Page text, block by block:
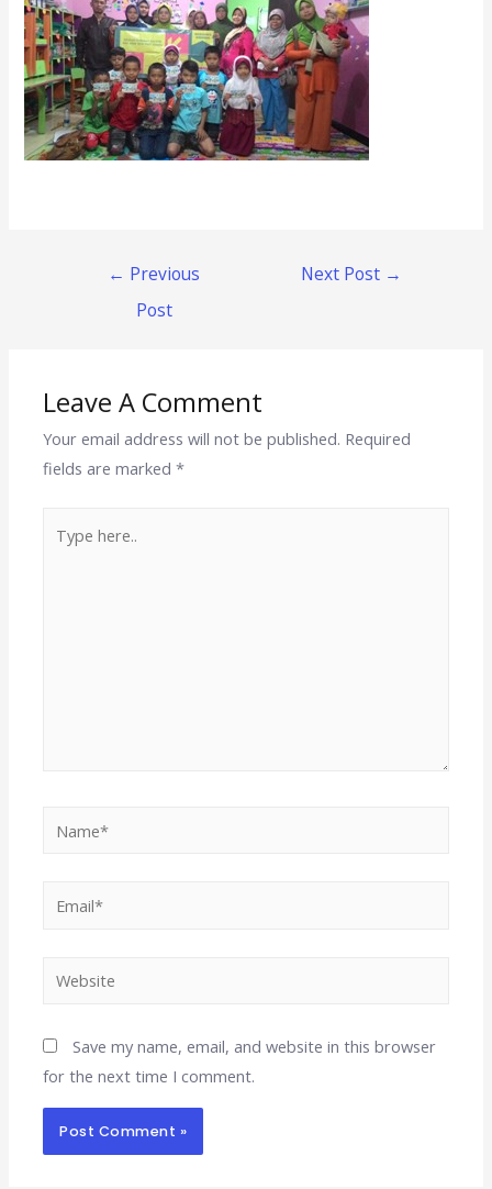
← Previous
Post
Next Post →
Leave A Comment
Your email address will not be published. Required
fields are marked*
Save my name, email, and website in this browser
for the next time I comment.